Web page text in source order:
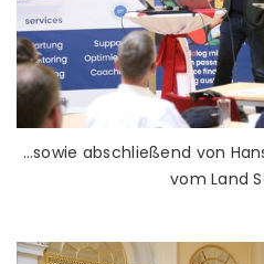
…sowie abschließend von
vom Land